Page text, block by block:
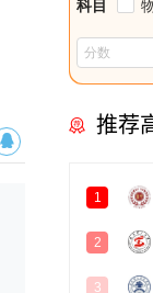
推荐
1
2
3